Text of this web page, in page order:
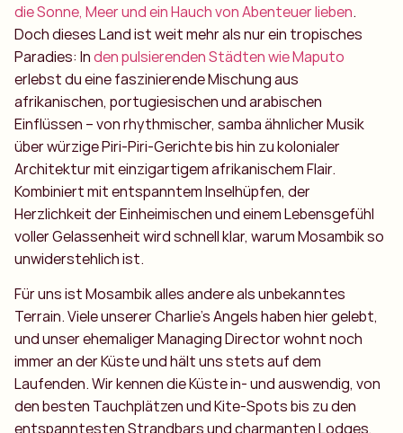
die Sonne, Meer und ein Hauch von Abenteuer lieben.
Doch dieses Land ist weit mehr als nur ein tropisches
Paradies: Inden pulsierenden Städten wie Maputo
erlebst du eine faszinierende Mischung aus
afrikanischen, portugiesischen und arabischen
Einflüssen – von rhythmischer, samba ähnlicher Musik
über würzige Piri-Piri-Gerichte bis hin zu kolonialer
Architektur mit einzigartigem afrikanischem Flair.
Kombiniert mit entspanntem Inselhüpfen, der
Herzlichkeit der Einheimischen und einem Lebensgefühl
voller Gelassenheit wird schnell klar, warum Mosambik so
unwiderstehlich ist.
Für uns ist Mosambik alles andere als unbekanntes
Terrain. Viele unserer Charlie’s Angels haben hier gelebt,
und unser ehemaliger Managing Director wohnt noch
immer an der Küste und hält uns stets auf dem
Laufenden. Wir kennen die Küste in- und auswendig, von
den besten Tauchplätzen und Kite-Spots bis zu den
entspanntesten Strandbars und charmanten Lodges,